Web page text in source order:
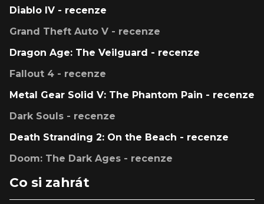
Diablo IV - recenze
Grand Theft Auto V - recenze
Dragon Age: The Veilguard - recenze
Fallout 4 - recenze
Metal Gear Solid V: The Phantom Pain - recenze
Dark Souls - recenze
Death Stranding 2: On the Beach - recenze
Doom: The Dark Ages - recenze
Co si zahrát